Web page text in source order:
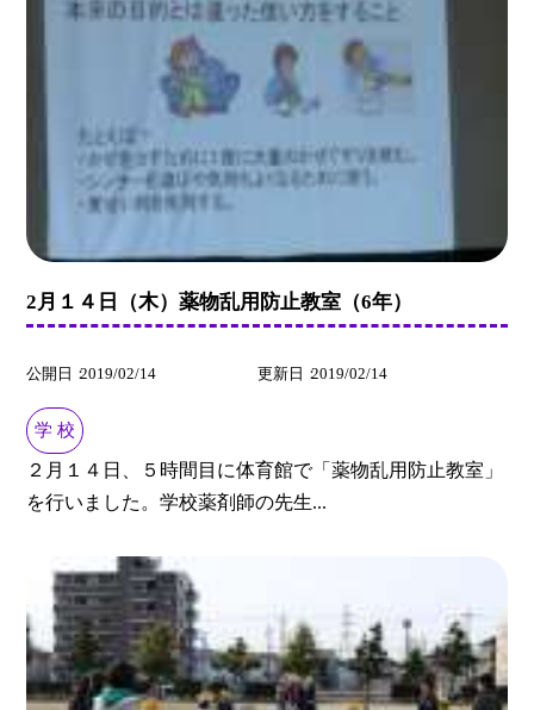
2月１４日（木）薬物乱用防止教室（6年）
公開日 2019/02/14 更新日 2019/02/14
学 校
２月１４日、５時間目に体育館で「薬物乱用防止教室」
を行いました。学校薬剤師の先生...